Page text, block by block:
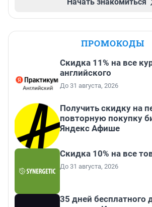
ПРОМОКОДЫ
Скидка 11% на все
английского
До 31 августа, 2026
Получить скидку на
повторную покупку
Яндекс Афише
Скидка 10% на все
До 31 августа, 2026
35 дней бесплатного